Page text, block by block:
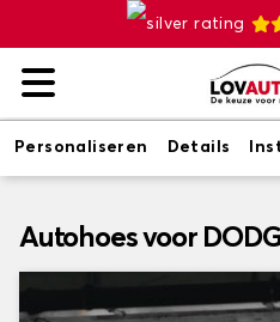
Personaliseren Details
Autohoes voor